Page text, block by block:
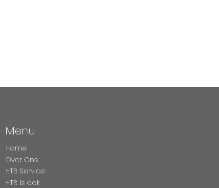
Menu
Home
Over Ons
HTB Service
HTB Is ook